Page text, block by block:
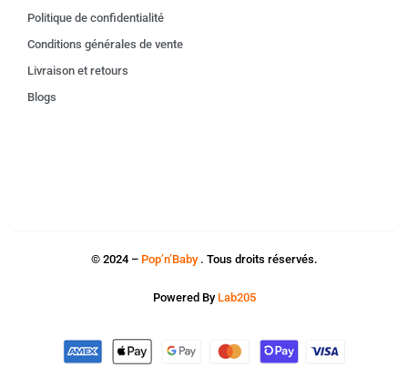
Politique de confidentialité
Conditions générales de vente
Livraison et retours
Blogs
© 2024 – Pop’n’Baby. Tous droits réservés.
Powered By Lab205